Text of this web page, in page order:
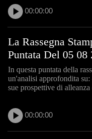
00:00:00
La Rassegna
Puntata Del 05 08
In questa puntata della
un'analisi approfondita
sue prospettive di
00:00:00